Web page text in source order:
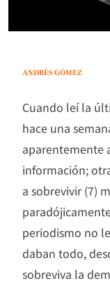
ANDRÉS GÓMEZ
Cuando leí la
hace una
aparentemente
información;
a sobrevivir (7)
periodismo no
daban todo,
sobreviva la